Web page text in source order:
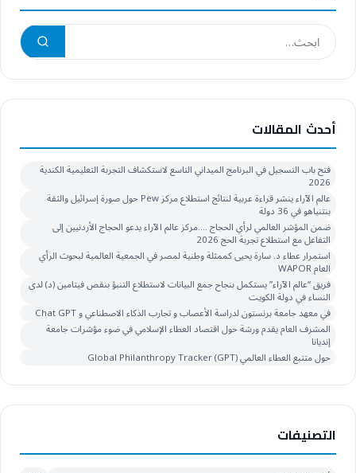
أحدث المقالات
فتح باب التسجيل في البرنامج الميداني التاسع لاستكشاف التجربة التعليمية الكندية
2026
عالم الآراء ينشر قراءة عربية لنتائج استطلاع مركز Pew حول صورة إسرائيل والثقة
بنتنياهو في 36 دولة
ضمن المؤشر العالمي لرأي الحجاج ….مركز عالم الآراء يدعو الحجاج الأردنيين إلى
التفاعل مع استطلاع تجربة الحج 2026
استمرار عطاء د. سارة يحيى كممثلة وطنية لمصر في الجمعية العالمية لبحوث الرأي
العام WAPOR
فريق “عالم الآراء” يستكمل بنجاح جمع البيانات لاستطلاع التنبؤ بنقص فيتامين (د) لدى
النساء في دولة الكويت
في معهد جامعة برنستون لدراسة الأعصاب و تجارب الذكاء الاصطناعي و Chat GPT
المشرف العام يقدم ورشة حول اقتصاد العطاء الإسلامي في ضوء مؤشرات جامعة
إنديانا
حول متتبع العطاء العالمي Global Philanthropy Tracker (GPT)
التصنيفات